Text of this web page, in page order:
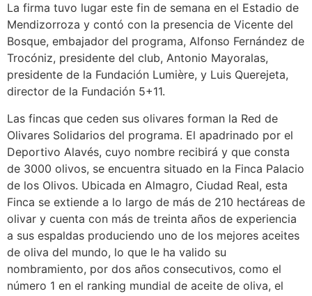
La firma tuvo lugar este fin de semana en el Estadio de
Mendizorroza y contó con la presencia de Vicente del
Bosque, embajador del programa, Alfonso Fernández de
Trocóniz, presidente del club, Antonio Mayoralas,
presidente de la Fundación Lumière, y Luis Querejeta,
director de la Fundación 5+11.
Las fincas que ceden sus olivares forman la Red de
Olivares Solidarios del programa. El apadrinado por el
Deportivo Alavés, cuyo nombre recibirá y que consta
de 3000 olivos, se encuentra situado en la Finca Palacio
de los Olivos. Ubicada en Almagro, Ciudad Real, esta
Finca se extiende a lo largo de más de 210 hectáreas de
olivar y cuenta con más de treinta años de experiencia
a sus espaldas produciendo uno de los mejores aceites
de oliva del mundo, lo que le ha valido su
nombramiento, por dos años consecutivos, como el
número 1 en el ranking mundial de aceite de oliva, el